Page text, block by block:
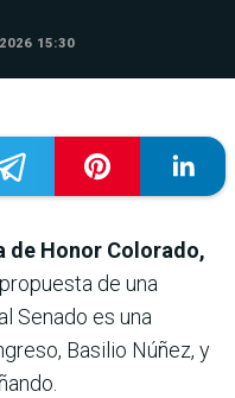
15:30
de Honor Colorado,
de una
Senado es una
Basilio Núñez, y